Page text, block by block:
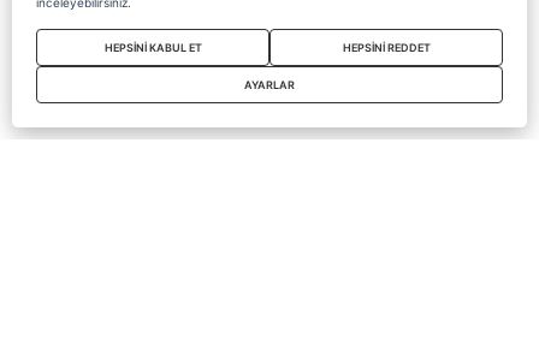
HEPSİNİ KABUL ET HEPSİNİ REDDET
AYARLAR